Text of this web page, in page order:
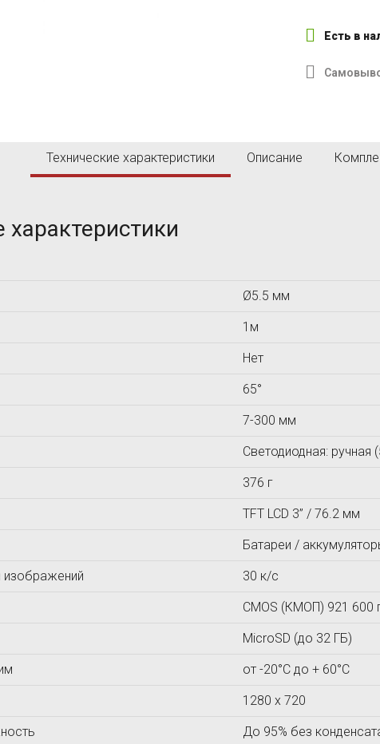
VISION ENGINEERING
Есть в
Технические характеристики Описание
характеристики
Ø5.5 мм
1м
Нет
65°
7-300 мм
Светодиодная: ручная
376 г
TFT LCD 3” / 76.2 мм
Батареи /
изображений 30 к/с
CMOS (КМОП) 921 600
MicroSD (до 32 ГБ)
от -20°C до + 60°C
1280 х 720
До 95% без